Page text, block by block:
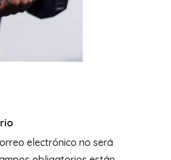
electrónico no será